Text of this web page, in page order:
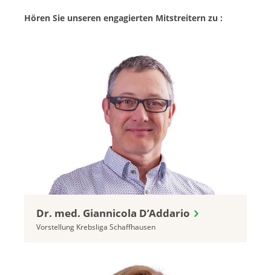
Hören Sie unseren engagierten Mitstreitern zu :
Dr. med. Giannicola D’Addario
Vorstellung Krebsliga Schaffhausen